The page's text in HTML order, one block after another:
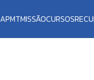
APMTMISSÃOCURSOS